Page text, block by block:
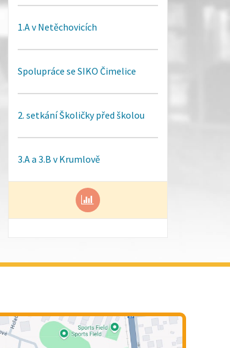
1.A v Netěchovicích
Spolupráce se SIKO Čimelice
2. setkání Školičky před školou
3.A a 3.B v Krumlově